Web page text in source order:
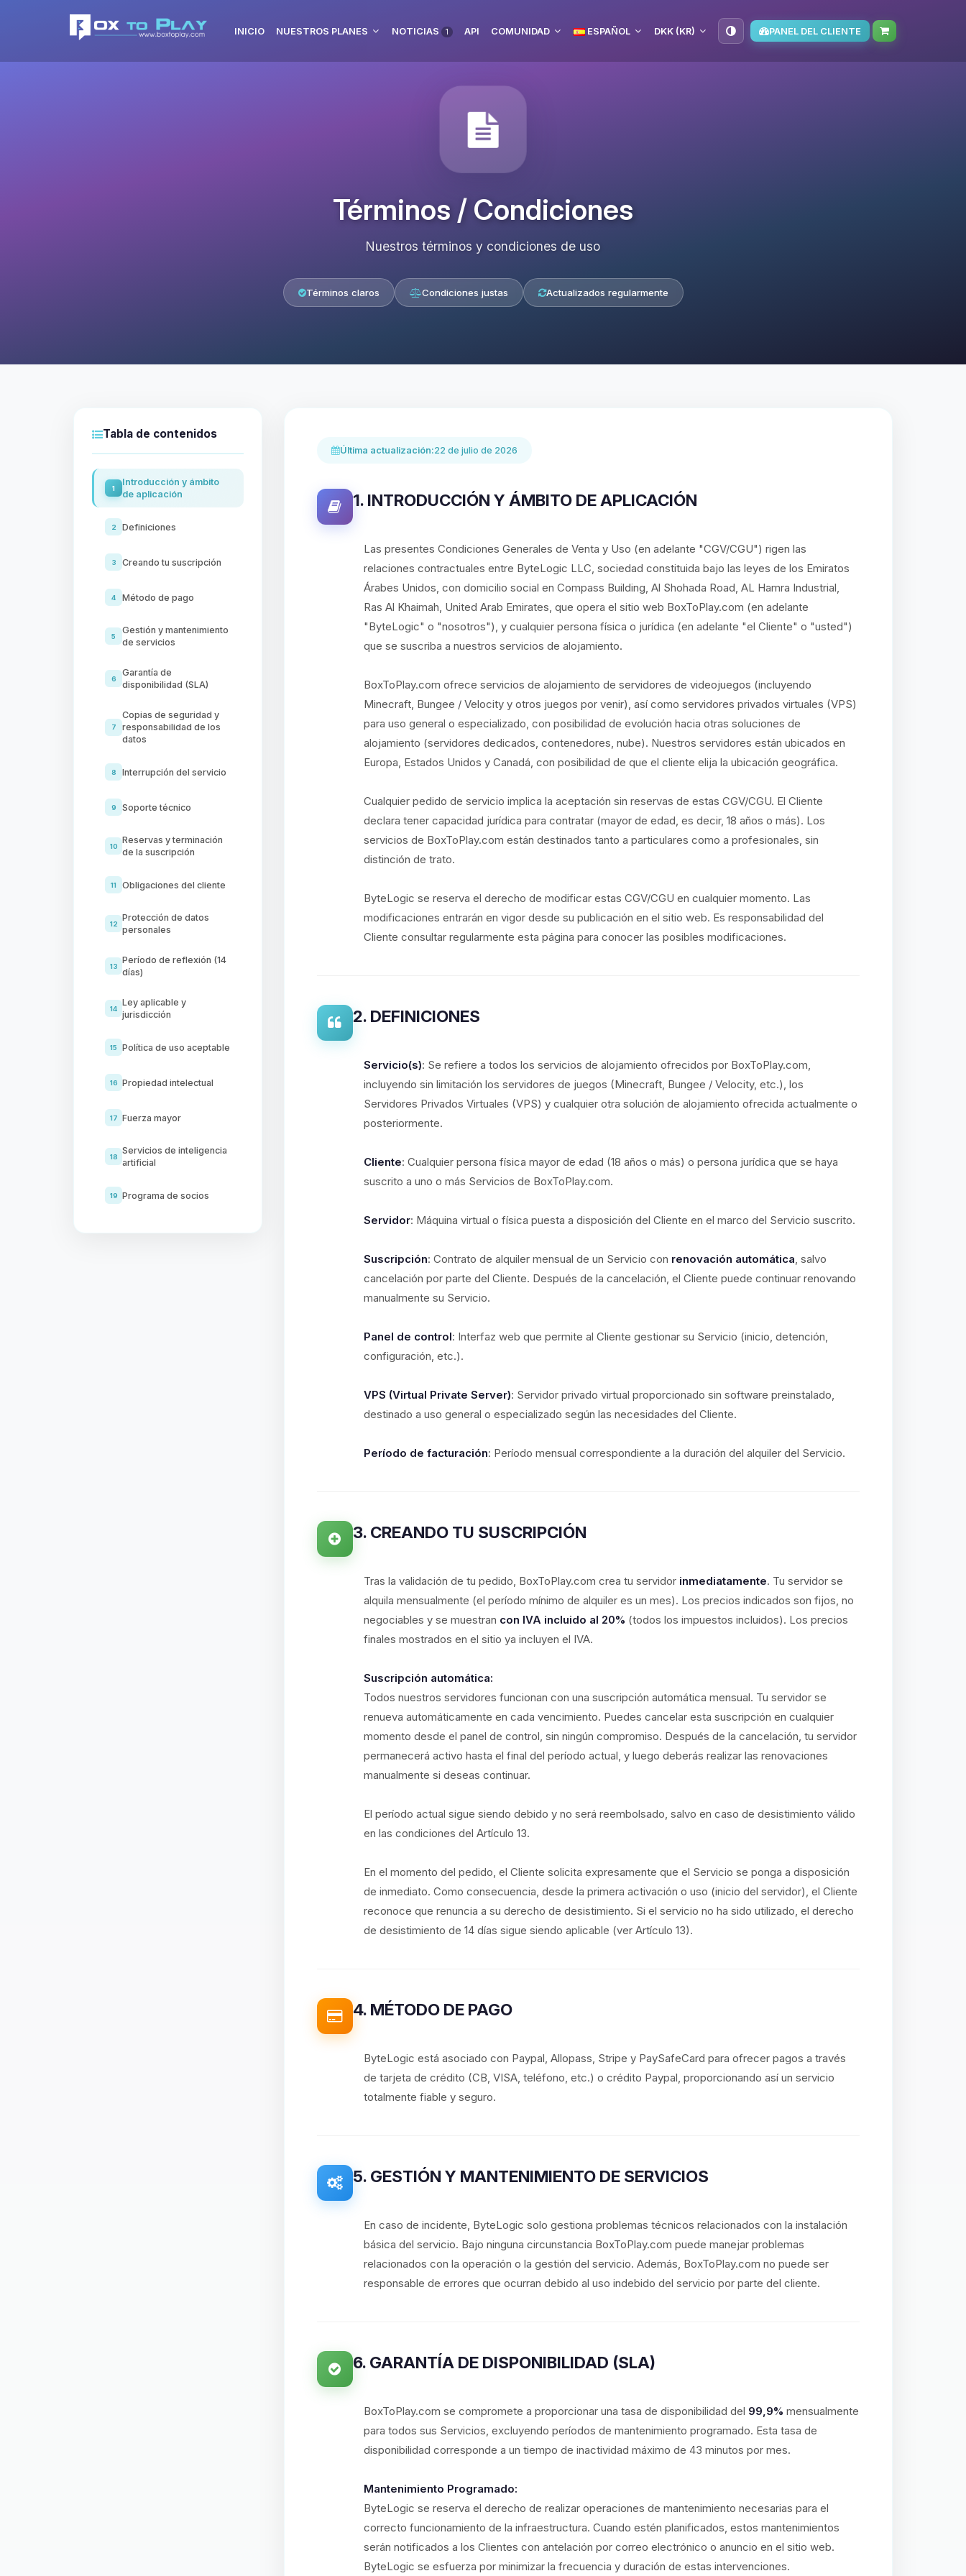
INICIO NUESTROS PLANES NOTICIAS 1 API COMUNIDAD ESPAÑOL DKK (KR) PANEL DEL CLIENTE
Términos / Condiciones
Nuestros términos y condiciones de uso
Términos claros Condiciones justas Actualizados regularmente
Tabla de contenidos
1
Introducción y ámbito
de aplicación
2 Definiciones
3 Creando tu suscripción
4 Método de pago
5
Gestión y mantenimiento
de servicios
6
Garantía de
disponibilidad (SLA)
7
Copias de seguridad y
responsabilidad de los
datos
8 Interrupción del servicio
9 Soporte técnico
10
Reservas y terminación
de la suscripción
11 Obligaciones del cliente
12
Protección de datos
personales
13
Período de reflexión (14
días)
14
Ley aplicable y
jurisdicción
15 Política de uso aceptable
16 Propiedad intelectual
17 Fuerza mayor
18
Servicios de inteligencia
artificial
19 Programa de socios
Última actualización:22 de julio de 2026
1. INTRODUCCIÓN Y ÁMBITO DE APLICACIÓN
Las presentes Condiciones Generales de Venta y Uso (en adelante "CGV/CGU") rigen las
relaciones contractuales entre ByteLogic LLC, sociedad constituida bajo las leyes de los Emiratos
Árabes Unidos, con domicilio social en Compass Building, Al Shohada Road, AL Hamra Industrial,
Ras Al Khaimah, United Arab Emirates, que opera el sitio web BoxToPlay.com (en adelante
"ByteLogic" o "nosotros"), y cualquier persona física o jurídica (en adelante "el Cliente" o "usted")
que se suscriba a nuestros servicios de alojamiento.
BoxToPlay.com ofrece servicios de alojamiento de servidores de videojuegos (incluyendo
Minecraft, Bungee / Velocity y otros juegos por venir), así como servidores privados virtuales (VPS)
para uso general o especializado, con posibilidad de evolución hacia otras soluciones de
alojamiento (servidores dedicados, contenedores, nube). Nuestros servidores están ubicados en
Europa, Estados Unidos y Canadá, con posibilidad de que el cliente elija la ubicación geográfica.
Cualquier pedido de servicio implica la aceptación sin reservas de estas CGV/CGU. El Cliente
declara tener capacidad jurídica para contratar (mayor de edad, es decir, 18 años o más). Los
servicios de BoxToPlay.com están destinados tanto a particulares como a profesionales, sin
distinción de trato.
ByteLogic se reserva el derecho de modificar estas CGV/CGU en cualquier momento. Las
modificaciones entrarán en vigor desde su publicación en el sitio web. Es responsabilidad del
Cliente consultar regularmente esta página para conocer las posibles modificaciones.
2. DEFINICIONES
Servicio(s): Se refiere a todos los servicios de alojamiento ofrecidos por BoxToPlay.com,
incluyendo sin limitación los servidores de juegos (Minecraft, Bungee / Velocity, etc.), los
Servidores Privados Virtuales (VPS) y cualquier otra solución de alojamiento ofrecida actualmente o
posteriormente.
Cliente: Cualquier persona física mayor de edad (18 años o más) o persona jurídica que se haya
suscrito a uno o más Servicios de BoxToPlay.com.
Servidor: Máquina virtual o física puesta a disposición del Cliente en el marco del Servicio suscrito.
Suscripción: Contrato de alquiler mensual de un Servicio con renovación automática, salvo
cancelación por parte del Cliente. Después de la cancelación, el Cliente puede continuar renovando
manualmente su Servicio.
Panel de control: Interfaz web que permite al Cliente gestionar su Servicio (inicio, detención,
configuración, etc.).
VPS (Virtual Private Server): Servidor privado virtual proporcionado sin software preinstalado,
destinado a uso general o especializado según las necesidades del Cliente.
Período de facturación: Período mensual correspondiente a la duración del alquiler del Servicio.
3. CREANDO TU SUSCRIPCIÓN
Tras la validación de tu pedido, BoxToPlay.com crea tu servidor inmediatamente. Tu servidor se
alquila mensualmente (el período mínimo de alquiler es un mes). Los precios indicados son fijos, no
negociables y se muestran con IVA incluido al 20% (todos los impuestos incluidos). Los precios
finales mostrados en el sitio ya incluyen el IVA.
Suscripción automática:
Todos nuestros servidores funcionan con una suscripción automática mensual. Tu servidor se
renueva automáticamente en cada vencimiento. Puedes cancelar esta suscripción en cualquier
momento desde el panel de control, sin ningún compromiso. Después de la cancelación, tu servidor
permanecerá activo hasta el final del período actual, y luego deberás realizar las renovaciones
manualmente si deseas continuar.
El período actual sigue siendo debido y no será reembolsado, salvo en caso de desistimiento válido
en las condiciones del Artículo 13.
En el momento del pedido, el Cliente solicita expresamente que el Servicio se ponga a disposición
de inmediato. Como consecuencia, desde la primera activación o uso (inicio del servidor), el Cliente
reconoce que renuncia a su derecho de desistimiento. Si el servicio no ha sido utilizado, el derecho
de desistimiento de 14 días sigue siendo aplicable (ver Artículo 13).
4. MÉTODO DE PAGO
ByteLogic está asociado con Paypal, Allopass, Stripe y PaySafeCard para ofrecer pagos a través
de tarjeta de crédito (CB, VISA, teléfono, etc.) o crédito Paypal, proporcionando así un servicio
totalmente fiable y seguro.
5. GESTIÓN Y MANTENIMIENTO DE SERVICIOS
En caso de incidente, ByteLogic solo gestiona problemas técnicos relacionados con la instalación
básica del servicio. Bajo ninguna circunstancia BoxToPlay.com puede manejar problemas
relacionados con la operación o la gestión del servicio. Además, BoxToPlay.com no puede ser
responsable de errores que ocurran debido al uso indebido del servicio por parte del cliente.
6. GARANTÍA DE DISPONIBILIDAD (SLA)
BoxToPlay.com se compromete a proporcionar una tasa de disponibilidad del 99,9% mensualmente
para todos sus Servicios, excluyendo períodos de mantenimiento programado. Esta tasa de
disponibilidad corresponde a un tiempo de inactividad máximo de 43 minutos por mes.
Mantenimiento Programado:
ByteLogic se reserva el derecho de realizar operaciones de mantenimiento necesarias para el
correcto funcionamiento de la infraestructura. Cuando estén planificados, estos mantenimientos
serán notificados a los Clientes con antelación por correo electrónico o anuncio en el sitio web.
ByteLogic se esfuerza por minimizar la frecuencia y duración de estas intervenciones.